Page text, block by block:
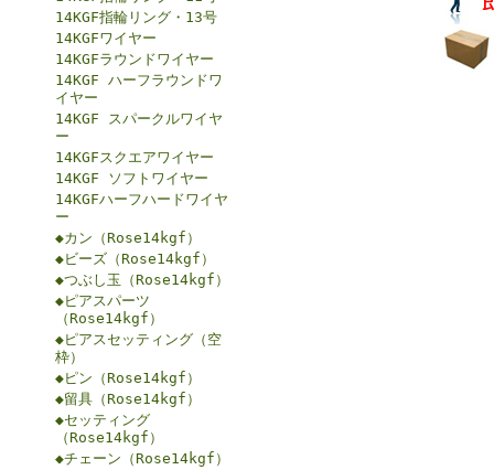
14KGF指輪リング・13号
14KGFワイヤー
14KGFラウンドワイヤー
14KGF ハーフラウンドワ
イヤー
14KGF スパークルワイヤ
ー
14KGFスクエアワイヤー
14KGF ソフトワイヤー
14KGFハーフハードワイヤ
ー
◆カン（Rose14kgf）
◆ビーズ（Rose14kgf）
◆つぶし玉（Rose14kgf）
◆ピアスパーツ
（Rose14kgf）
◆ピアスセッティング（空
枠）
◆ピン（Rose14kgf）
◆留具（Rose14kgf）
◆セッティング
（Rose14kgf）
◆チェーン（Rose14kgf）